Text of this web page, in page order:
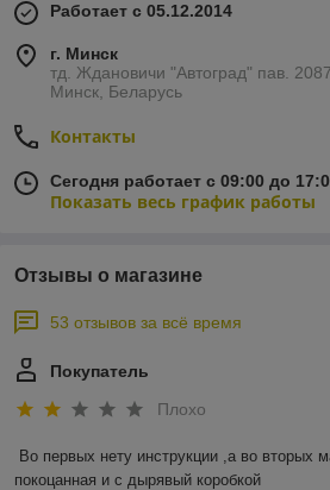
Работает с 05.12.2014
г. Минск
тд. Ждановичи "Автоград" пав.
Минск, Беларусь
Контакты
Сегодня работает с 09:00 до
Показать весь график работы
Отзывы о магазине
53 отзывов за всё время
Покупатель
Плохо
Во первых нету инструкции ,а во вторых
покоцанная и с дырявый коробкой